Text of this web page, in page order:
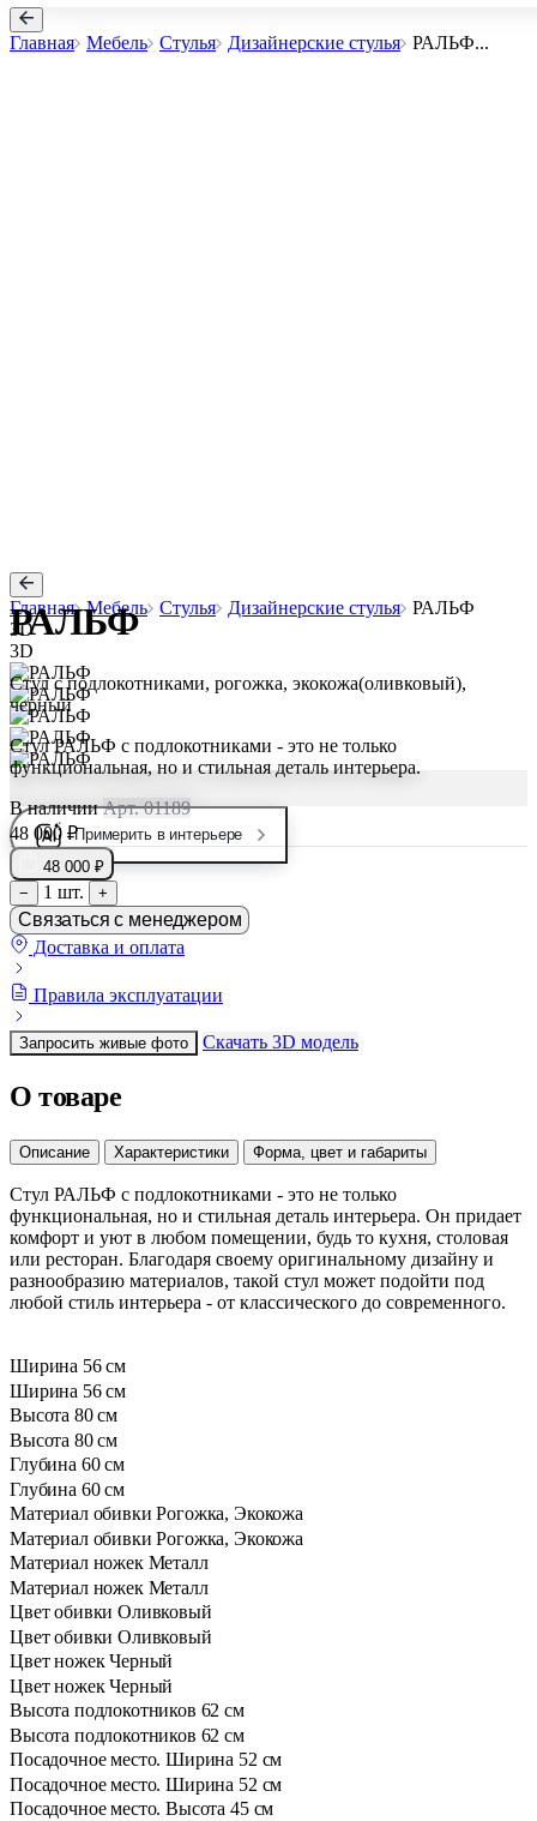
Главная Мебель Стулья Дизайнерские стулья РАЛЬФ...
Главная Мебель Стулья Дизайнерские стулья РАЛЬФ
3D
3D
Примерить в интерьере
РАЛЬФ
Стул с подлокотниками, рогожка, экокожа(оливковый),
черный
Стул РАЛЬФ с подлокотниками - это не только
функциональная, но и стильная деталь интерьера.
В наличии Арт. 01189
48 000 ₽
48 000 ₽
−
1 шт. +
Связаться с менеджером
Доставка и оплата
Правила эксплуатации
Запросить живые фото Скачать 3D модель
О товаре
Описание Характеристики Форма, цвет и габариты
Стул РАЛЬФ с подлокотниками - это не только
функциональная, но и стильная деталь интерьера. Он придает
комфорт и уют в любом помещении, будь то кухня, столовая
или ресторан. Благодаря своему оригинальному дизайну и
разнообразию материалов, такой стул может подойти под
любой стиль интерьера - от классического до современного.
Ширина 56 см
Ширина 56 см
Высота 80 см
Высота 80 см
Глубина 60 см
Глубина 60 см
Материал обивки Рогожка, Экокожа
Материал обивки Рогожка, Экокожа
Материал ножек Металл
Материал ножек Металл
Цвет обивки Оливковый
Цвет обивки Оливковый
Цвет ножек Черный
Цвет ножек Черный
Высота подлокотников 62 см
Высота подлокотников 62 см
Посадочное место. Ширина 52 см
Посадочное место. Ширина 52 см
Посадочное место. Высота 45 см